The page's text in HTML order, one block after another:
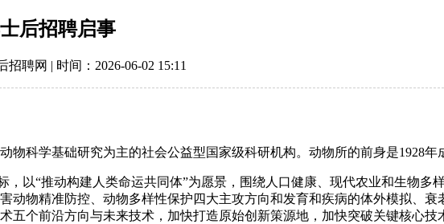
后招聘启事
聘网 | 时间：2026-06-02 15:11
物科学基础研究为主的社会公益型国家级科研机构。动物所的前身是1928年
，以“推动构建人类命运共同体”为愿景，围绕人口健康、现代农业和生物
动物精准防控、动物多样性保护四大主攻方向和发育和疾病的体外模拟、
五个前沿方向与未来技术，加快打造原始创新策源地，加快突破关键核心